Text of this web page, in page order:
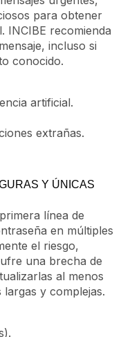
para obtener
INCIBE recomienda
incluso si
conocido.
artificial.
extrañas.
Y ÚNICAS
línea de
en múltiples
el riesgo,
una brecha de
al menos
y complejas.